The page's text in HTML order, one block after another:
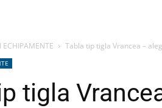
ECHIPAMENTE Tabla tip tigla Vrancea –
tigla